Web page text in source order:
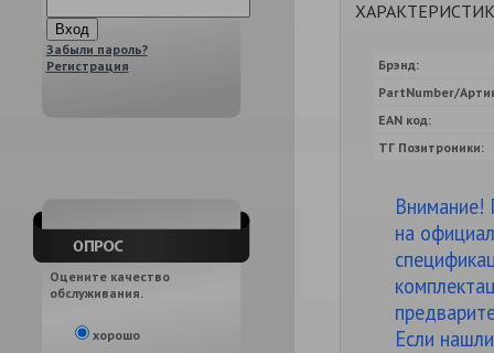
Забыли пароль?
Регистрация
Оцените качество
обслуживания.
хорошо
Брэнд:
PartNumber/
EAN код:
ТГ Позитроники:
Внимание!
на
Если